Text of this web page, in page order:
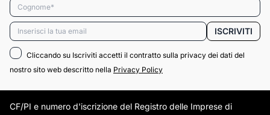
Cognome*
Email* ISCRIVITI
Cliccando su Iscriviti accetti il contratto sulla privacy dei dati del
nostro sito web descritto nella Privacy Policy
CF/PI e numero d'iscrizione del Registro delle Imprese di